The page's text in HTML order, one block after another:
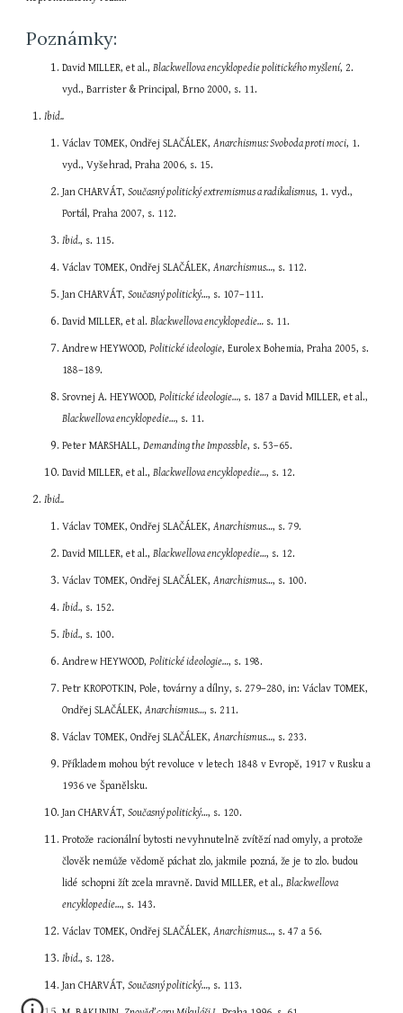
Poznámky:
David MILLER, et al., Blackwellova encyklopedie politického myšlení, 2.
vyd., Barrister & Principal, Brno 2000, s. 11.
Ibid..
Václav TOMEK, Ondřej SLAČÁLEK, Anarchismus: Svoboda proti moci, 1.
vyd., Vyšehrad, Praha 2006, s. 15.
Jan CHARVÁT, Současný politický extremismus a radikalismus, 1. vyd.,
Portál, Praha 2007, s. 112.
Ibid., s. 115.
Václav TOMEK, Ondřej SLAČÁLEK, Anarchismus…, s. 112.
Jan CHARVÁT, Současný politický…, s. 107–111.
David MILLER, et al. Blackwellova encyklopedie… s. 11.
Andrew HEYWOOD, Politické ideologie, Eurolex Bohemia, Praha 2005, s.
188–189.
Srovnej A. HEYWOOD, Politické ideologie…
Blackwellova encyklopedie…, s. 11.
Peter MARSHALL, Demanding the Impossble, s. 53–65.
David MILLER, et al., Blackwellova encyklopedie…, s. 12.
Ibid..
Václav TOMEK, Ondřej SLAČÁLEK, Anarchismus…, s. 79.
David MILLER, et al., Blackwellova encyklopedie…, s. 12.
Václav TOMEK, Ondřej SLAČÁLEK, Anarchismus…, s. 100.
Ibid., s. 152.
Ibid., s. 100.
Andrew HEYWOOD, Politické ideologie…, s. 198.
Petr KROPOTKIN, Pole, továrny a dílny, s. 279–280, in: Václav TOMEK,
Ondřej SLAČÁLEK, Anarchismus…, s. 211.
Václav TOMEK, Ondřej SLAČÁLEK, Anarchismus…, s. 233.
Příkladem mohou být revoluce v letech 1848 v Evropě, 1917 v Rusku a
1936 ve Španělsku.
Jan CHARVÁT, Současný politický…, s. 120.
Protože racionální bytosti nevyhnutelně zvítězí nad omyly, a protože
člověk nemůže vědomě páchat zlo, jakmile pozná, že je to zlo. budou
lidé schopni žít zcela mravně. David MILLER, et al., Blackwellova
encyklopedie…, s. 143.
Václav TOMEK, Ondřej SLAČÁLEK, Anarchismus…, s. 47 a 56.
Ibid., s. 128.
Jan CHARVÁT, Současný politický…, s. 113.